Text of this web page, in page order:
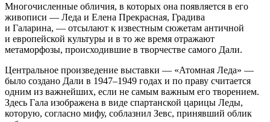
Многочисленные обличия, в которых она появляется в его
живописи — Леда и Елена Прекрасная, Градива
и Галарина, — отсылают к известным сюжетам античной
и европейской культуры и в то же время отражают
метаморфозы, происходившие в творчестве самого Дали.
Центральное произведение выставки — «Атомная Леда» —
было создано Дали в 1947–1949 годах и по праву считается
одним из важнейших, если не самым важным его творением.
Здесь Гала изображена в виде спартанской царицы Леды,
которую, согласно мифу, соблазнил Зевс, принявший облик